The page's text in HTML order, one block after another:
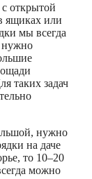
открытой
ящиках или
мы всегда
нужно
таких задач
нужно
на даче
то 10–20
можно